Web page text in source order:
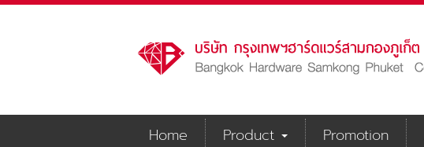
Home Product Promotion